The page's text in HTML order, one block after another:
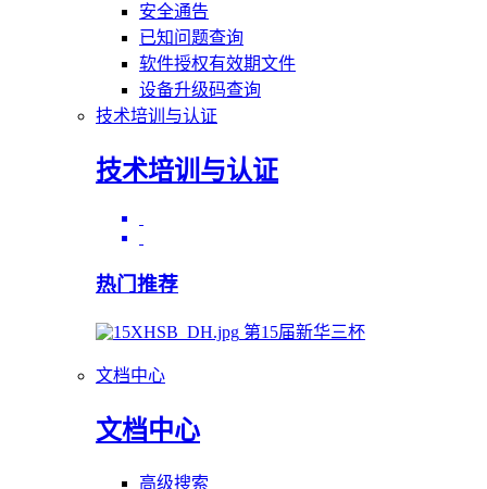
安全通告
已知问题查询
软件授权有效期文件
设备升级码查询
技术培训与认证
技术培训与认证
热门推荐
第15届新华三杯
文档中心
文档中心
高级搜索